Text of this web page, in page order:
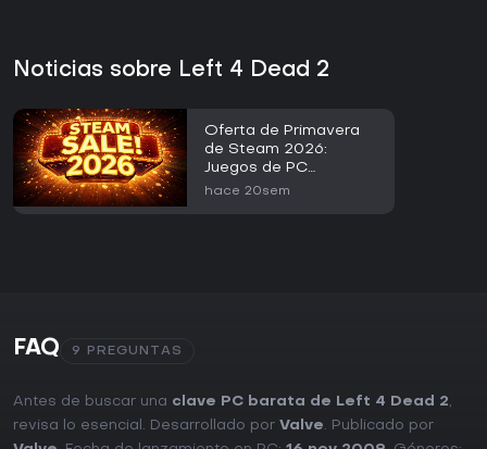
Noticias sobre Left 4 Dead 2
Oferta de Primavera
de Steam 2026:
Juegos de PC
Destacados por Menos
hace 20sem
FAQ 9 PREGUNTAS
Antes de buscar una clave PC barata de Left 4 Dead 2,
revisa lo esencial. Desarrollado por Valve. Publicado por